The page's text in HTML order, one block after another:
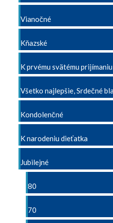
Vianočné
Kňazské
K prvému svätému prijímaniu
Všetko najlepšie, Srdečné
Kondolenčné
K narodeniu dieťatka
Jubilejné
80
70